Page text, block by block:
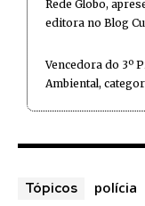
Rede Globo,
editora no Blog
Vencedora do 3º
Ambiental,
Tópicos polícia